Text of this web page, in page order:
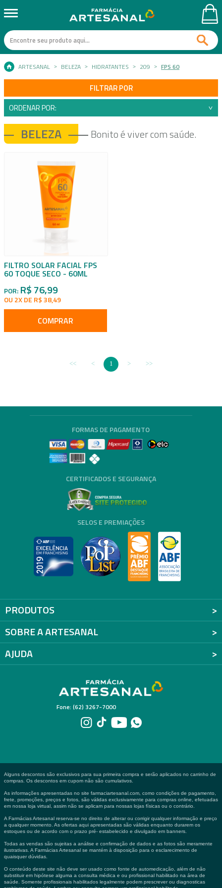
ARTESANAL BELEZA HIDRATANTES 209 FPS 60
FILTRAR POR
ORDENAR POR:
BELEZA Bonito é viver com saúde.
FILTRO SOLAR FACIAL FPS
60 TOQUE SECO - 60ML
POR: R$ 76,99
OU 2X DE R$ 38,49
COMPRAR
1
PRODUTOS
SOBRE A ARTESANAL
AJUDA
Fone: (62) 3267-7000
FORMAS DE PAGAMENTO
CERTIFICADOS E SEGURANÇA
SELOS E PREMIAÇÕES
Alguns descontos são exclusivos para sua primeira compra e serão aplicados no carrinho de
compras. Os descontos em cupom não são cumulativos.
As informações apresentadas no site farmaciartesanal.com, como condições de pagamento,
frete, promoções, preços e fotos, são válidas exclusivamente para compras online, efetuadas
em nossa loja virtual, assim não se aplicam para nossas lojas físicas ou o contrário.
A Farmácias Artesanal reserva-se no direito de alterar ou corrigir qualquer informação e preço
a qualquer momento. As ofertas aqui apresentadas são válidas enquanto durarem os
estoques ou de acordo com o prazo pré- estabelecido e divulgado em banners.
Todas as vendas são sujeitas a análise e confirmação de dados e as fotos são meramente
ilustrativas. A Farmácias Artesanal se mantém à disposição para o esclarecimento de
quaisquer dúvidas.
O conteúdo deste site não deve ser usado como fonte de automedicação, além de não
substituir em hipótese alguma a consulta médica e ou profissional habilitado na área de
saúde. Somente profissionais habilitados legalmente podem prescrever ou diagnosticas